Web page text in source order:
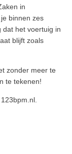
in
binnen zes
dat het voertuig in
blijft zoals
zonder meer te
te tekenen!